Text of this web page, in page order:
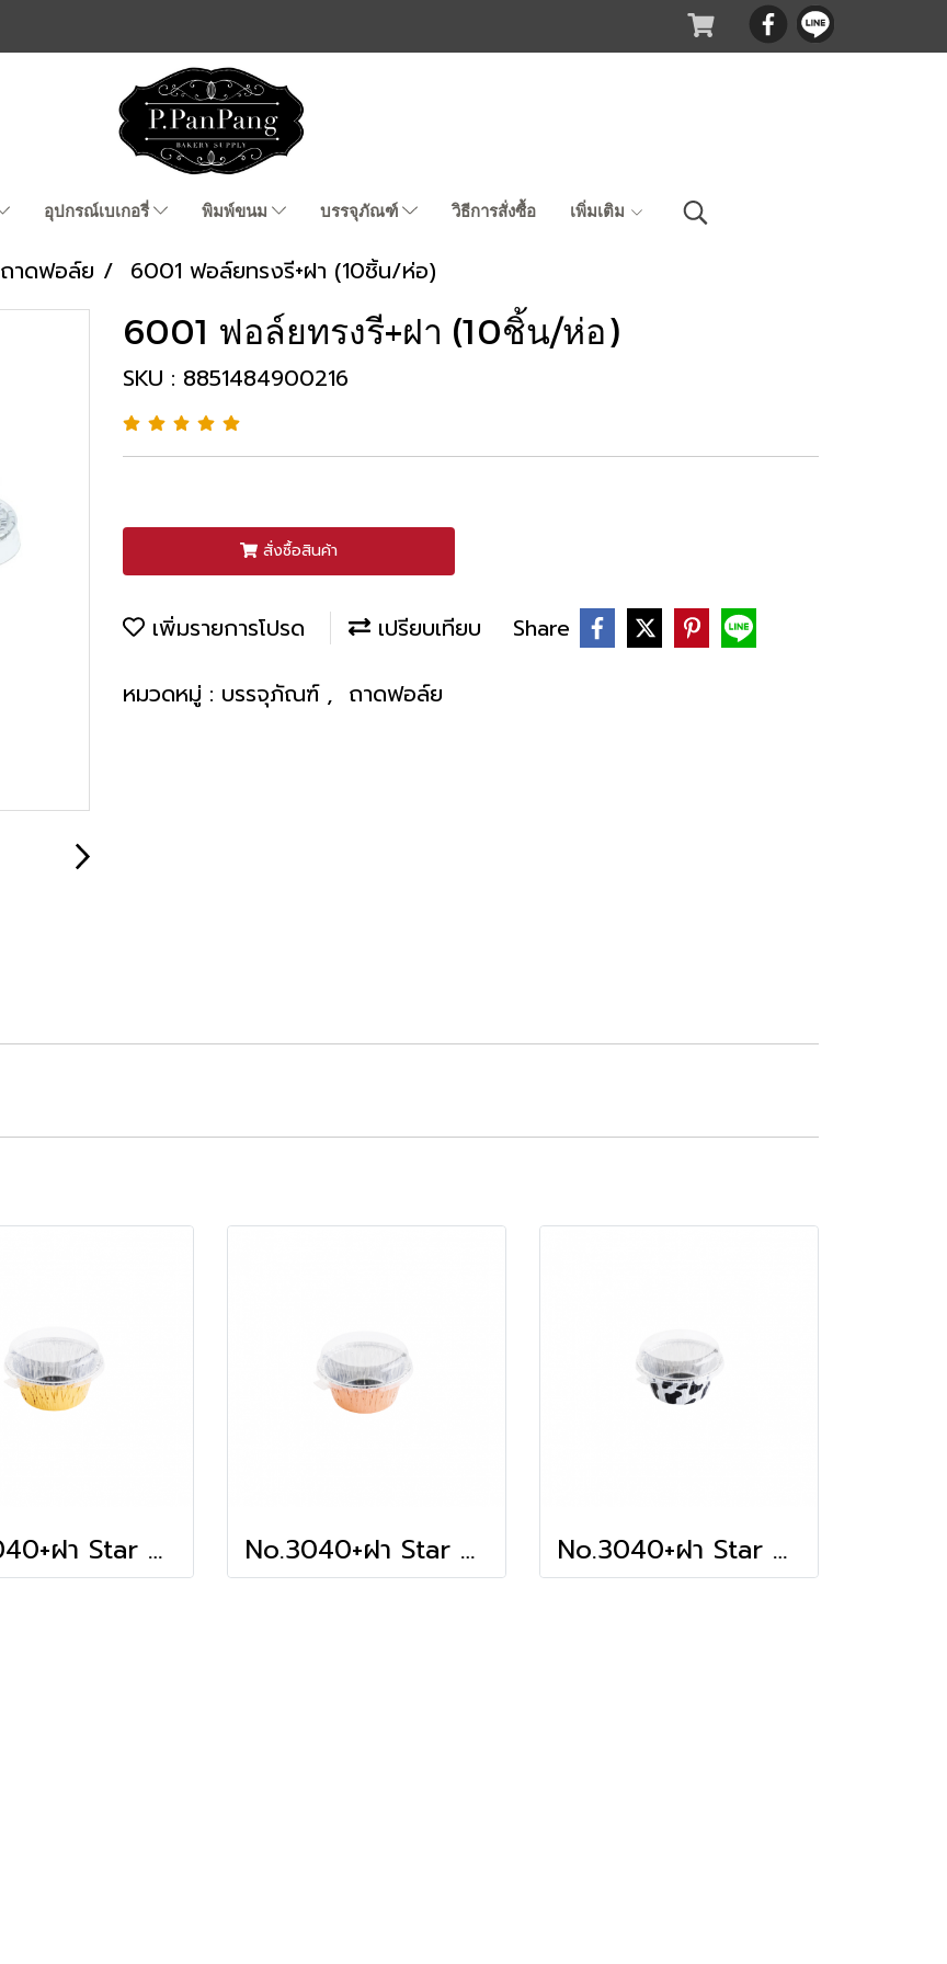
อุปกรณ์เบเกอรี่ พิมพ์ขนม บรรจุภัณฑ์ วิธีการสั่งซื้อ เพิ่มเติม
ถาดฟอล์ย 6001 ฟอล์ยทรงรี+ฝา (10ชิ้น/ห่อ)
6001 ฟอล์ยทรงรี+ฝา (10ชิ้น/ห่อ)
SKU : 8851484900216
สั่งซื้อสินค้า
เพิ่มรายการโปรด เปรียบเทียบ Share
หมวดหมู่ : บรรจุภัณฑ์ , ถาดฟอล์ย
No.3040+ฝา Star Product (Gold) No.3040+ฝา Star Product (RoseGold) No.3040+ฝา Star Product (Cow)